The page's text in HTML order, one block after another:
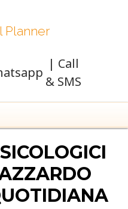
Planner
| Call
& SMS